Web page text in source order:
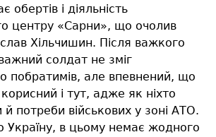
обертів і діяльність
центру «Сарни», що очолив
Хільчишин. Після важкого
солдат не зміг
побратимів, але впевнений, що
і тут, адже як ніхто
потреби військових у зоні АТО.
Україну, в цьому немає жодного